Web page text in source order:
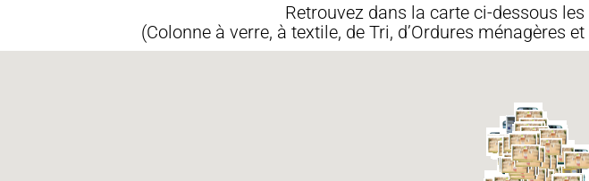
Retrouvez dans la carte ci-dessous
(Colonne à verre, à textile, de Tri, d’Ordures ménagères